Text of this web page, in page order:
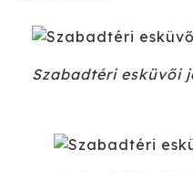
Szabadtéri esküvői